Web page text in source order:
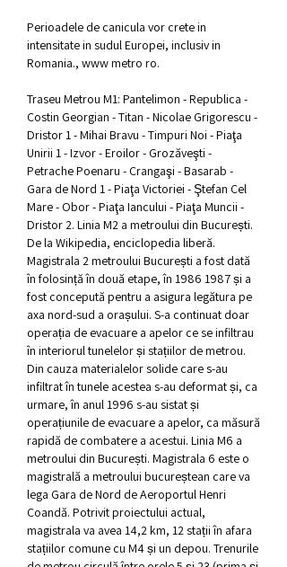
Perioadele de canicula vor crete in
intensitate in sudul Europei, inclusiv in
Romania., www metro ro.
Traseu Metrou M1: Pantelimon - Republica -
Costin Georgian - Titan - Nicolae Grigorescu -
Dristor 1 - Mihai Bravu - Timpuri Noi - Piaţa
Unirii 1 - Izvor - Eroilor - Grozăveşti -
Petrache Poenaru - Crangaşi - Basarab -
Gara de Nord 1 - Piaţa Victoriei - Ştefan Cel
Mare - Obor - Piaţa Iancului - Piaţa Muncii -
Dristor 2. Linia M2 a metroului din București.
De la Wikipedia, enciclopedia liberă.
Magistrala 2 metroului București a fost dată
în folosință în două etape, în 1986 1987 și a
fost concepută pentru a asigura legătura pe
axa nord-sud a orașului. S-a continuat doar
operația de evacuare a apelor ce se infiltrau
în interiorul tunelelor și stațiilor de metrou.
Din cauza materialelor solide care s-au
infiltrat în tunele acestea s-au deformat și, ca
urmare, în anul 1996 s-au sistat și
operațiunile de evacuare a apelor, ca măsură
rapidă de combatere a acestui. Linia M6 a
metroului din București. Magistrala 6 este o
magistrală a metroului bucureștean care va
lega Gara de Nord de Aeroportul Henri
Coandă. Potrivit proiectului actual,
magistrala va avea 14,2 km, 12 stații în afara
stațiilor comune cu M4 și un depou. Trenurile